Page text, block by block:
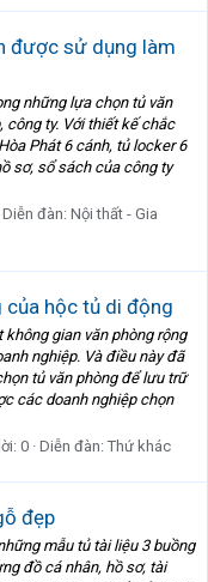
được sử dụng làm
những lựa chọn tủ văn
công ty. Với thiết kế chắc
Phát 6 cánh, tủ locker 6
sơ, sổ sách của công ty
Diễn đàn: Nội thất - Gia
của hộc tủ di động
gian văn phòng rộng
nghiệp. Và điều này đã
tủ văn phòng để lưu trữ
các doanh nghiệp chọn
0 Diễn đàn: Thứ khác
đẹp
mẫu tủ tài liệu 3 buồng
đồ cá nhân, hồ sơ, tài